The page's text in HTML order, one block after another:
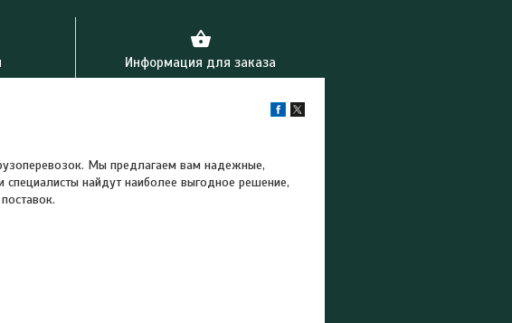
Информация для заказа
Мы предлагаем вам надежные,
найдут наиболее выгодное решение,